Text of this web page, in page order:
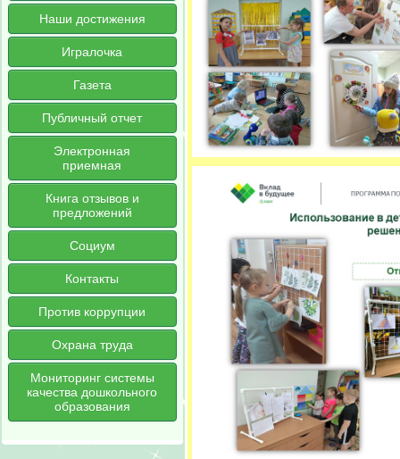
Наши достижения
Игралочка
Газета
Публичный отчет
Электронная
приемная
Книга отзывов и
предложений
Социум
Контакты
Против коррупции
Охрана труда
Мониторинг системы
качества дошкольного
образования